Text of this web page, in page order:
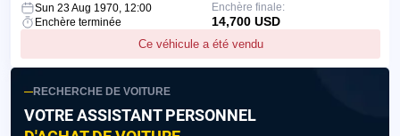
Sun 23 Aug 1970, 12:00
Enchère terminée
Ce véhicule a été vendu
Enchère finale:
14,700 USD
RECHERCHE DE VOITURE
VOTRE ASSISTANT PERSONNEL